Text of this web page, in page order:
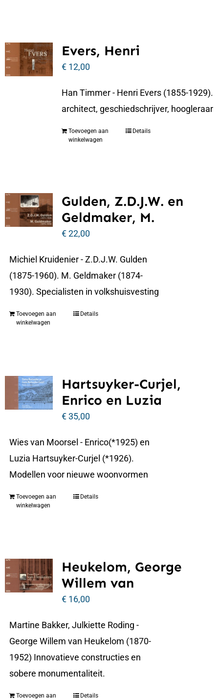
Evers, Henri
€12,00
Han Timmer - Henri Evers (1855-1929).
architect, geschiedschrijver, hoogleraar
Toevoegen aan
winkelwagen
Details
Gulden, Z.D.J.W. en
Geldmaker, M.
€22,00
Michiel Kruidenier - Z.D.J.W. Gulden
(1875-1960). M. Geldmaker (1874-
1930). Specialisten in volkshuisvesting
Toevoegen aan
winkelwagen
Details
Hartsuyker-Curjel,
Enrico en Luzia
€35,00
Wies van Moorsel - Enrico(*1925) en
Luzia Hartsuyker-Curjel (*1926).
Modellen voor nieuwe woonvormen
Toevoegen aan
winkelwagen
Details
Heukelom, George
Willem van
€16,00
Martine Bakker, Julkiette Roding -
George Willem van Heukelom (1870-
1952) Innovatieve constructies en
sobere monumentaliteit.
Toevoegen aan
Details